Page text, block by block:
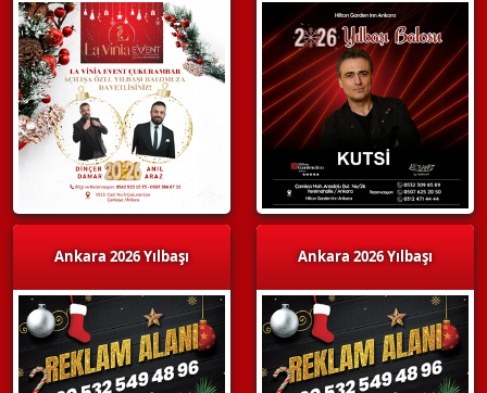
Ankara 2026 Yılbaşı Ankara 2026 Yılbaşı